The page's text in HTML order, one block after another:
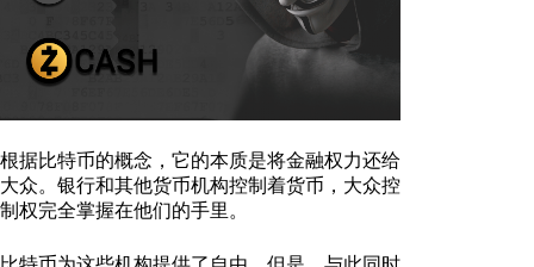
根据比特币的概念，它的本质是将金融权力还给
大众。银行和其他货币机构控制着货币，大众控
制权完全掌握在他们的手里。